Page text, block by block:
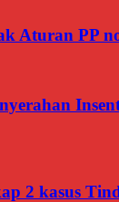
Aturan PP
2 kasus